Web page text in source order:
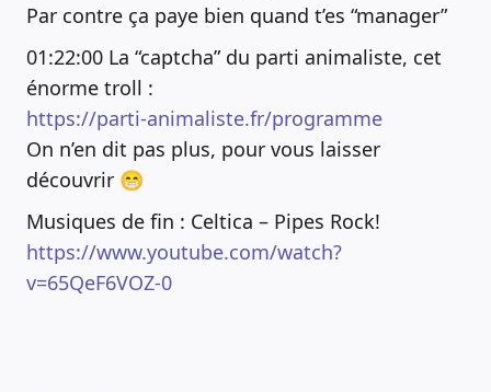
Par contre ça paye bien quand t’es “manager”
01:22:00 La “captcha” du parti animaliste, cet
énorme troll :
https://parti-animaliste.fr/programme
On n’en dit pas plus, pour vous laisser
découvrir 😁
Musiques de fin : Celtica – Pipes Rock!
https://www.youtube.com/watch?
v=65QeF6VOZ-0